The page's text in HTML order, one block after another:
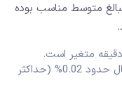
متوسط مناسب بوده
کارمزد شبکه شاپرک برای این نوع انتقال حدود 0.02% (حداکثر